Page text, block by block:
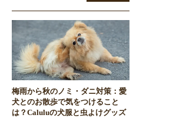
梅雨から秋のノミ・ダニ対策：愛
犬とのお散歩で気をつけること
は？Caluluの犬服と虫よけグッズ